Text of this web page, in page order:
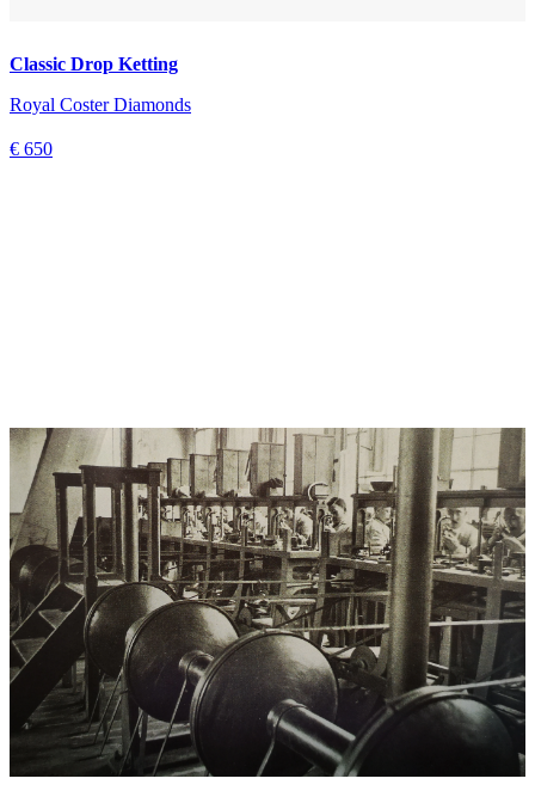
Classic Drop Ketting
Royal Coster Diamonds
€ 650